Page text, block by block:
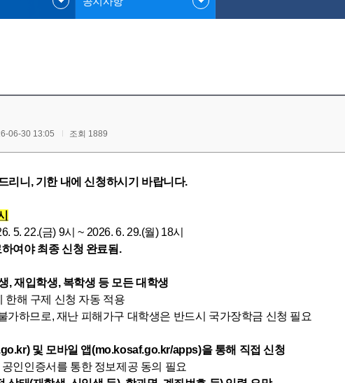
06-30 13:05 조회 1889
리니, 기한 내에 신청하시기 바랍니다.
5. 22.(금) 9시 ~ 2026. 6. 29.(월) 18시
여야 최종 신청 완료됨.
, 재입학생, 복학생 등 모든 대학생
해 구제 신청 자동 적용
하므로, 재난 피해가구 대학생은 반드시 국가장학금 신청 필요
및 모바일 앱(mo.kosaf.go.kr/apps)을 통해 직접 신청
인인증서를 통한 정보제공 동의 필요